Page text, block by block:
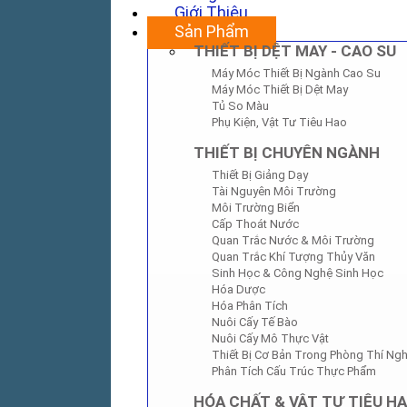
Giới Thiệu
Sản Phẩm
THIẾT BỊ DỆT MAY - CAO SU
Máy Móc Thiết Bị Ngành Cao Su
Máy Móc Thiết Bị Dệt May
Tủ So Màu
Phụ Kiện, Vật Tư Tiêu Hao
THIẾT BỊ CHUYÊN NGÀNH
Thiết Bị Giảng Dạy
Tài Nguyên Môi Trường
Môi Trường Biển
Cấp Thoát Nước
Quan Trắc Nước & Môi Trường
Quan Trắc Khí Tượng Thủy Văn
Sinh Học & Công Nghệ Sinh Học
Hóa Dược
Hóa Phân Tích
Nuôi Cấy Tế Bào
Nuôi Cấy Mô Thực Vật
Thiết Bị Cơ Bản Trong Phòng Thí
Phân Tích Cấu Trúc Thực Phẩm
HÓA CHẤT & VẬT TƯ TIÊU